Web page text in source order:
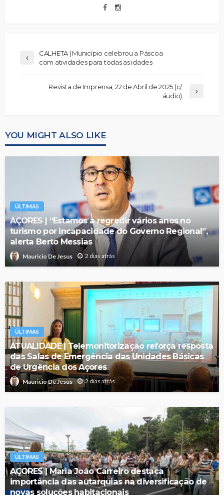
CALHETA | Município celebrou a Páscoa
com atividades para todas as idades
Revista de Imprensa, 22 de Abril de 2025 (c/
áudio)
YOU MIGHT ALSO LIKE
ÚLTIMAS
AÇORES | “Estamos a regredir vários anos no
turismo por incapacidade do Governo Regional”,
alerta Berto Messias
Mauricio De Jesus 2 dias atrás
ÚLTIMAS
ATUALIDADE | Telemonitorização reforça resposta
das Salas de Emergência das Unidades Básicas
de Urgência dos Açores
Mauricio De Jesus 2 dias atrás
ÚLTIMAS
AÇORES | Maria João Carreiro destaca
importância das autarquias na diversificação de
novas soluções habitacionais